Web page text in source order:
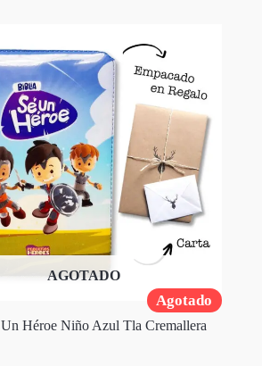
Agotado
AGOTADO
Héroe Niño Azul Tla Cremallera